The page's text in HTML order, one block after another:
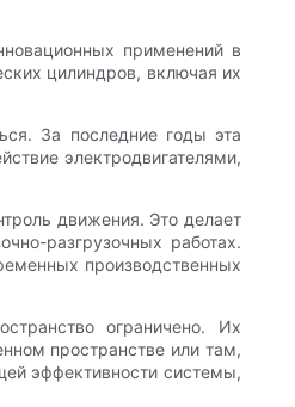
применений в
цилиндров, включая их
За последние годы эта
электродвигателями,
движения. Это делает
разгрузочных работах.
производственных
ограничено. Их
пространстве или там,
эффективности системы,